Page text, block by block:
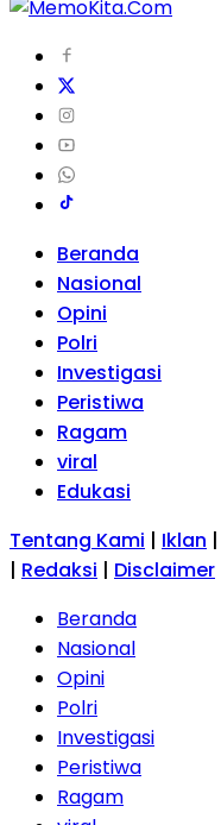
Beranda
Nasional
Opini
Polri
Investigasi
Peristiwa
Ragam
viral
Edukasi
Tentang Kami | Iklan |
| Redaksi | Disclaimer
Beranda
Nasional
Opini
Polri
Investigasi
Peristiwa
Ragam